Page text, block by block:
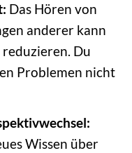
Das Hören von
anderer kann
Du
Problemen nicht
Wissen über